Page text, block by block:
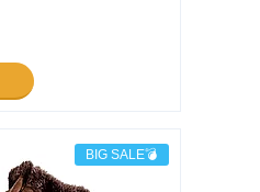
BIG SALE💣